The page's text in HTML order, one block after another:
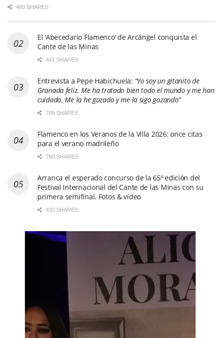
460 SHARES
El ‘Abecedario Flamenco’ de Arcángel conquista el
Cante de las Minas
441 SHARES
Entrevista a Pepe Habichuela: “Yo soy un gitanito de
Granada feliz. Me ha tratado bien todo el mundo y me han
cuidado. Me la he gozado y me la sigo gozando”
709 SHARES
Flamenco en los Veranos de la Villa 2026: once citas
para el verano madrileño
760 SHARES
Arranca el esperado concurso de la 65º edición del
Festival Internacional del Cante de las Minas con su
primera semifinal. Fotos & vídeo
432 SHARES